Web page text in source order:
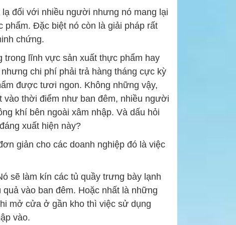
đối với nhiều người nhưng nó mang lại
Đặc biệt nó còn là giải pháp rất
chứng.
trong lĩnh vực sản xuất thực phẩm hay
chi phí phải trả hàng tháng cực kỳ
được tươi ngon. Không những vậy,
vào thời điểm như ban đêm, nhiều người
khí bên ngoài xâm nhập. Và dấu hỏi
xuất hiện này?
giản cho các doanh nghiệp đó là việc
sẽ làm kín các tủ quầy trưng bày lạnh
vào ban đêm. Hoặc nhất là những
mở cửa ở gần kho thì việc sử dụng
vào.